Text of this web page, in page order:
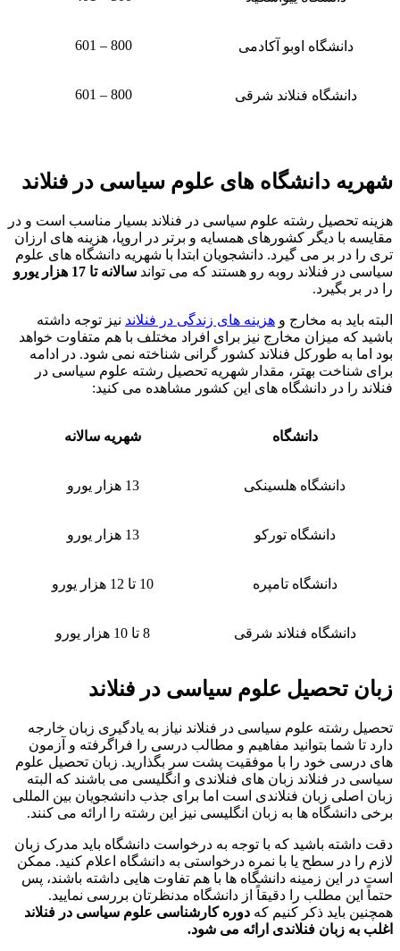
دانشگاه اوبو آکادمی 800 – 601
دانشگاه فنلاند شرقی 800 – 601
شهریه دانشگاه های علوم سیاسی در فنلاند
هزینه تحصیل رشته علوم سیاسی در فنلاند بسیار مناسب است و در
مقایسه با دیگر کشورهای همسایه و برتر در اروپا، هزینه های ارزان
تری را در بر می گیرد. دانشجویان ابتدا با شهریه دانشگاه های علوم
سیاسی در فنلاند روبه رو هستند که می تواند سالانه تا 17 هزار یورو
را در بر بگیرد.
البته باید به مخارج و هزینه های زندگی در فنلاند نیز توجه داشته
باشید که میزان مخارج نیز برای افراد مختلف با هم متفاوت خواهد
بود اما به طورکل فنلاند کشور گرانی شناخته نمی شود. در ادامه
برای شناخت بهتر، مقدار شهریه تحصیل رشته علوم سیاسی در
فنلاند را در دانشگاه های این کشور مشاهده می کنید:
دانشگاه شهریه سالانه
دانشگاه هلسینکی 13 هزار یورو
دانشگاه تورکو 13 هزار یورو
دانشگاه تامپره 10 تا 12 هزار یورو
دانشگاه فنلاند شرقی 8 تا 10 هزار یورو
زبان تحصیل علوم سیاسی در فنلاند
تحصیل رشته علوم سیاسی در فنلاند نیاز به یادگیری زبان خارجه
دارد تا شما بتوانید مفاهیم و مطالب درسی را فراگرفته و آزمون
های درسی خود را با موفقیت پشت سر بگذارید. زبان تحصیل علوم
سیاسی در فنلاند زبان های فنلاندی و انگلیسی می باشند که البته
زبان اصلی زبان فنلاندی است اما برای جذب دانشجویان بین المللی
برخی دانشگاه ها به زبان انگلیسی نیز این رشته را ارائه می کنند.
دقت داشته باشید که با توجه به درخواست دانشگاه باید مدرک زبان
لازم را در سطح یا با نمره درخواستی به دانشگاه اعلام کنید. ممکن
است در این زمینه دانشگاه ها با هم تفاوت هایی داشته باشند، پس
حتماً این مطلب را دقیقاً از دانشگاه مدنظرتان بررسی نمایید.
همچنین باید ذکر کنیم که دوره کارشناسی علوم سیاسی در فنلاند
اغلب به زبان فنلاندی ارائه می شود.